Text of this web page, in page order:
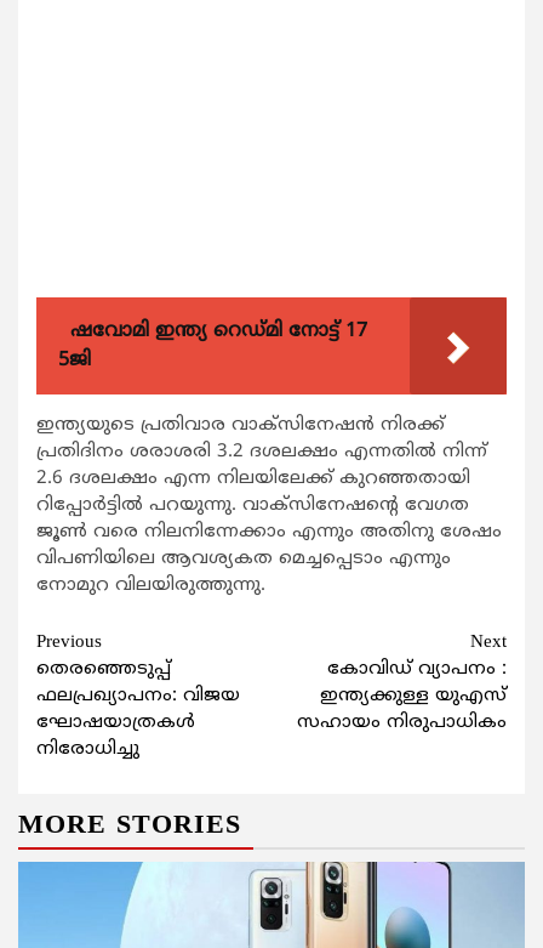
ഷവോമി ഇന്ത്യ റെഡ്മി നോട്ട് 17
5ജി
ഇന്ത്യയുടെ പ്രതിവാര വാക്സിനേഷന്‍ നിരക്ക്
പ്രതിദിനം ശരാശരി 3.2 ദശലക്ഷം എന്നതില്‍ നിന്ന്
2.6 ദശലക്ഷം എന്ന നിലയിലേക്ക് കുറഞ്ഞതായി
റിപ്പോര്‍ട്ടില്‍ പറയുന്നു. വാക്സിനേഷന്‍റെ വേഗത
ജൂണ്‍ വരെ നിലനിന്നേക്കാം എന്നും അതിനു ശേഷം
വിപണിയിലെ ആവശ്യകത മെച്ചപ്പെടാം എന്നും
നോമുറ വിലയിരുത്തുന്നു.
Continue
Reading
Previous
തെരഞ്ഞെടുപ്പ്
ഫലപ്രഖ്യാപനം: വിജയ
ഘോഷയാത്രകള്‍
നിരോധിച്ചു
Next
കോവിഡ് വ്യാപനം :
ഇന്ത്യക്കുള്ള യുഎസ്
സഹായം നിരുപാധികം
MORE STORIES